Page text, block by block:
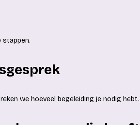
stappen.
we hoeveel begeleiding je nodig hebt.